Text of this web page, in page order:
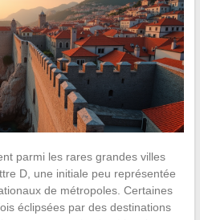
parmi les rares grandes villes
D, une initiale peu représentée
de métropoles. Certaines
éclipsées par des destinations